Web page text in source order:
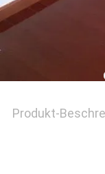
SITEMAP
PRIVACY
POLICY
Produkt-